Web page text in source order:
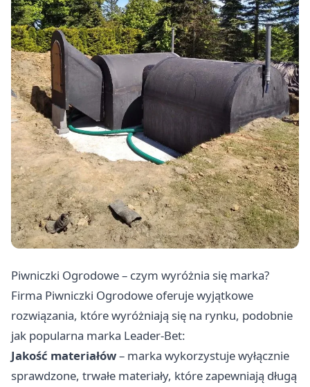
Piwniczki Ogrodowe – czym wyróżnia się marka?
Firma Piwniczki Ogrodowe oferuje wyjątkowe
rozwiązania, które wyróżniają się na rynku, podobnie
jak popularna marka Leader-Bet:
Jakość materiałów– marka wykorzystuje wyłącznie
sprawdzone, trwałe materiały, które zapewniają długą